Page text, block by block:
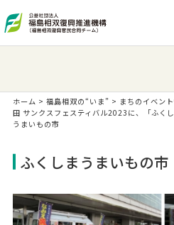
ホーム > 福島相双の“いま” > まちのイベン
田 サンクスフェスティバル2023に、「ふく
うまいもの市
ふくしまうまいもの市